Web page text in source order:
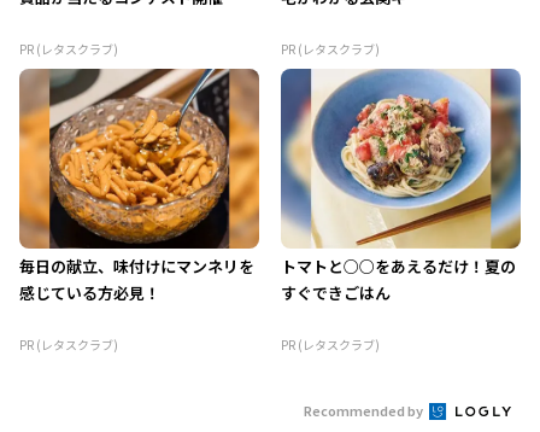
PR (レタスクラブ) PR (レタスクラブ)
毎日の献立、味付けにマンネリを
感じている方必見！
PR (レタスクラブ)
トマトと○○をあえるだけ！夏の
すぐできごはん
PR (レタスクラブ)
Recommended by